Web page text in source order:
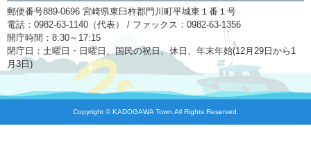
郵便番号889-0696 宮崎県東臼杵郡門川町平城東１番１号
電話：0982-63-1140（代表） / ファックス：0982-63-1356
開庁時間：8:30～17:15
閉庁日：土曜日・日曜日、国民の祝日、休日、年末年始(12月29日から1
月3日)
Copyright © KADOGAWA Town.All Rights Reserved.